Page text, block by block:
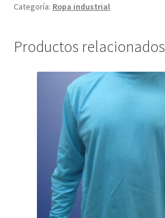
Categoría: Ropa industrial
Productos relacionados